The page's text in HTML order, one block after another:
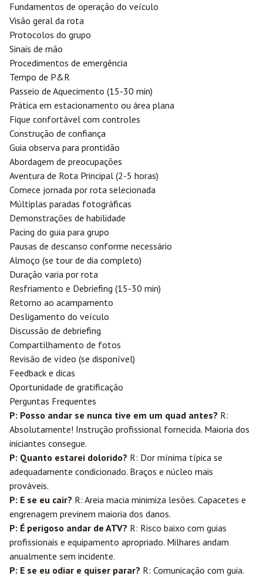
Fundamentos de operação do veículo
Visão geral da rota
Protocolos do grupo
Sinais de mão
Procedimentos de emergência
Tempo de P&R
Passeio de Aquecimento (15-30 min)
Prática em estacionamento ou área plana
Fique confortável com controles
Construção de confiança
Guia observa para prontidão
Abordagem de preocupações
Aventura de Rota Principal (2-5 horas)
Comece jornada por rota selecionada
Múltiplas paradas fotográficas
Demonstrações de habilidade
Pacing do guia para grupo
Pausas de descanso conforme necessário
Almoço (se tour de dia completo)
Duração varia por rota
Resfriamento e Debriefing (15-30 min)
Retorno ao acampamento
Desligamento do veículo
Discussão de debriefing
Compartilhamento de fotos
Revisão de vídeo (se disponível)
Feedback e dicas
Oportunidade de gratificação
Perguntas Frequentes
P: Posso andar se nunca tive em um quad antes? R:
Absolutamente! Instrução profissional fornecida. Maioria dos
iniciantes consegue.
P: Quanto estarei dolorido? R: Dor mínima típica se
adequadamente condicionado. Braços e núcleo mais
prováveis.
P: E se eu cair? R: Areia macia minimiza lesões. Capacetes e
engrenagem previnem maioria dos danos.
P: É perigoso andar de ATV? R: Risco baixo com guias
profissionais e equipamento apropriado. Milhares andam
anualmente sem incidente.
P: E se eu odiar e quiser parar? R: Comunicação com guia.